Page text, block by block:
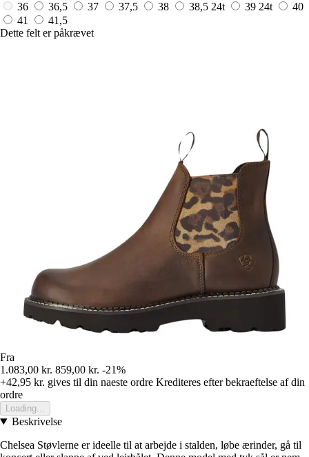
36
36,5 37 37,5 38 38,5 24t 39 24t
40
41
41,5
Dette felt er påkrævet
Fra
1.083,00 kr. 859,00 kr. -21%
+42,95 kr. gives til din naeste ordre Krediteres efter bekraeftelse af din
ordre
Loading...
Beskrivelse
Chelsea Støvlerne er ideelle til at arbejde i stalden, løbe ærinder, gå til